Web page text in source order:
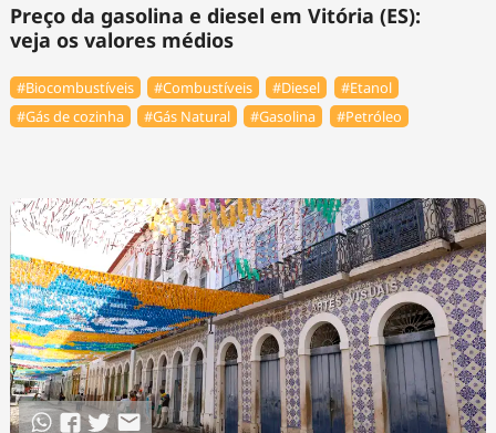
Preço da gasolina e diesel em Vitória (ES):
veja os valores médios
#Biocombustíveis #Combustíveis #Diesel
#Etanol
#Gás de cozinha
#Gás Natural #Gasolina #Petróleo